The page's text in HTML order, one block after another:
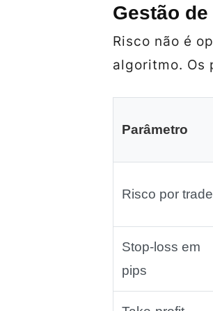
Gestão
Risco não é
algoritmo. Os
Parâmetro
Risco por trade
Stop‑loss em
pips